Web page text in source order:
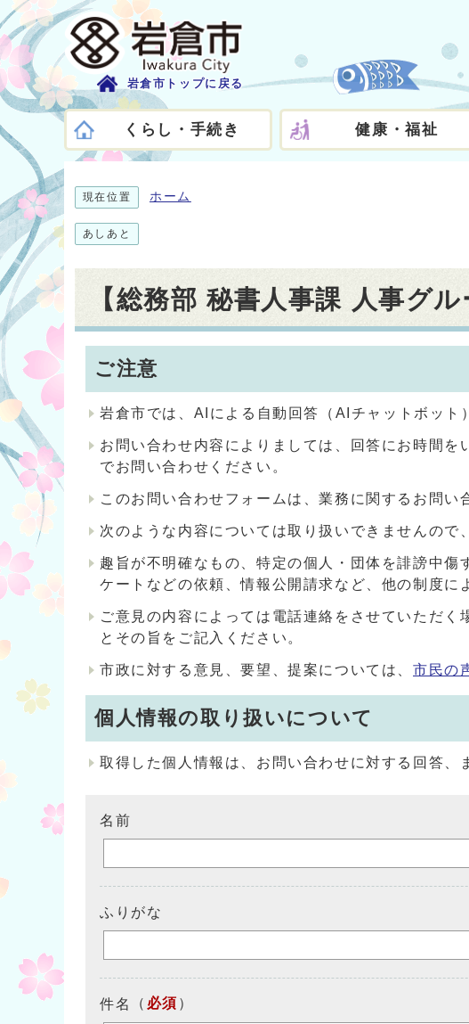
岩倉市トップに戻る
くらし・手続き 健康・福祉
現在位置 ホーム
あしあと
【総務部 秘書人事課 人事グ
ご注意
岩倉市では、AIによる自動回答（AIチャットボット
お問い合わせ内容によりましては、回答にお時間
でお問い合わせください。
このお問い合わせフォームは、業務に関するお問い
次のような内容については取り扱いできませんので
趣旨が不明確なもの、特定の個人・団体を誹謗中
ケートなどの依頼、情報公開請求など、他の制度
ご意見の内容によっては電話連絡をさせていただ
とその旨をご記入ください。
市政に対する意見、要望、提案については、 市民の
個人情報の取り扱いについて
取得した個人情報は、お問い合わせに対する回答、
名前
ふりがな
件名 （ 必須 ）